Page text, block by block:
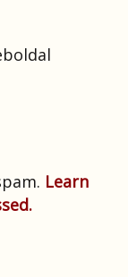
Learn